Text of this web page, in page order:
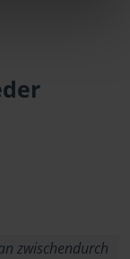
zwischendurch